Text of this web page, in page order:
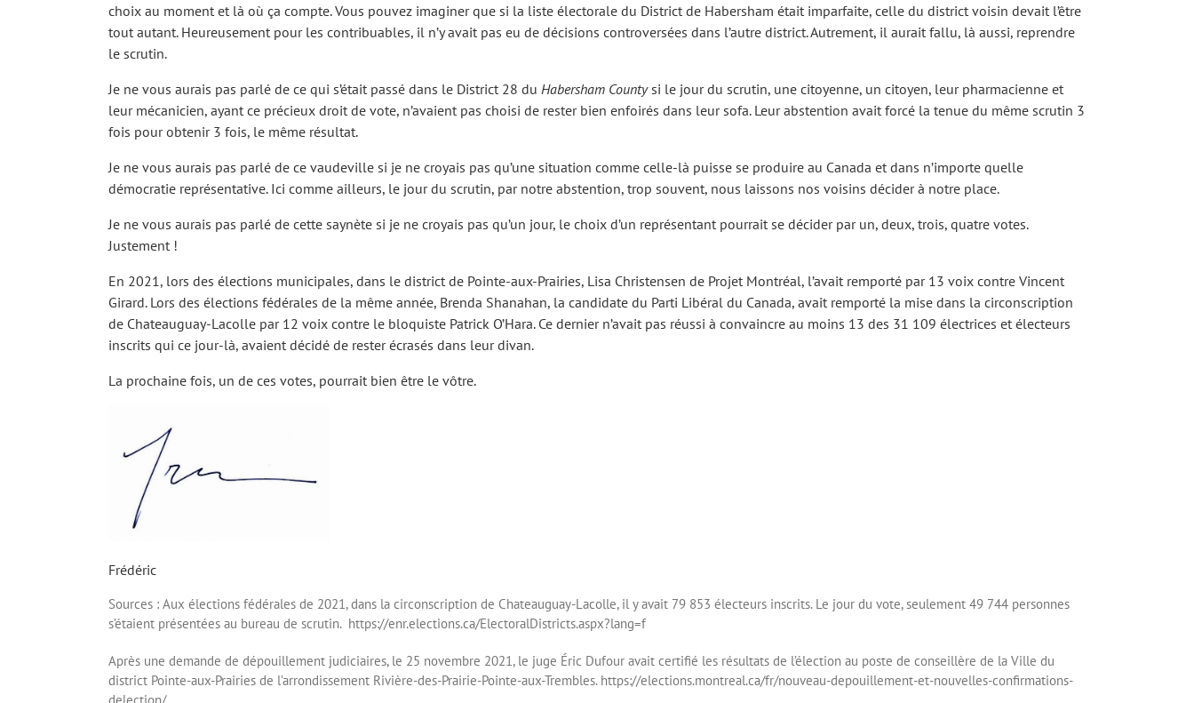
choix au moment et là où ça compte. Vous pouvez imaginer que si la liste électorale du District de Habersham était imparfaite, celle du district voisin devait l’être
tout autant. Heureusement pour les contribuables, il n’y avait pas eu de décisions controversées dans l’autre district. Autrement, il aurait fallu, là aussi, reprendre
le scrutin.
Je ne vous aurais pas parlé de ce qui s’était passé dans le District 28 du Habersham Countysi le jour du scrutin, une citoyenne, un citoyen, leur pharmacienne et
leur mécanicien, ayant ce précieux droit de vote, n’avaient pas choisi de rester bien enfoirés dans leur sofa. Leur abstention avait forcé la tenue du même scrutin 3
fois pour obtenir 3 fois, le même résultat.
Je ne vous aurais pas parlé de ce vaudeville si je ne croyais pas qu’une situation comme celle-là puisse se produire au Canada et dans n’importe quelle
démocratie représentative. Ici comme ailleurs, le jour du scrutin, par notre abstention, trop souvent, nous laissons nos voisins décider à notre place.
Je ne vous aurais pas parlé de cette saynète si je ne croyais pas qu’un jour, le choix d’un représentant pourrait se décider par un, deux, trois, quatre votes.
Justement !
En 2021, lors des élections municipales, dans le district de Pointe-aux-Prairies, Lisa Christensen de Projet Montréal, l’avait remporté par 13 voix contre Vincent
Girard. Lors des élections fédérales de la même année, Brenda Shanahan, la candidate du Parti Libéral du Canada, avait remporté la mise dans la circonscription
de Chateauguay-Lacolle par 12 voix contre le bloquiste Patrick O’Hara. Ce dernier n’avait pas réussi à convaincre au moins 13 des 31 109 électrices et électeurs
inscrits qui ce jour-là, avaient décidé de rester écrasés dans leur divan.
La prochaine fois, un de ces votes, pourrait bien être le vôtre.
Frédéric
Sources : Aux élections fédérales de 2021, dans la circonscription de Chateauguay-Lacolle, il y avait 79 853 électeurs inscrits. Le jour du vote, seulement 49 744 personnes
s’étaient présentées au bureau de scrutin. https://enr.elections.ca/ElectoralDistricts.aspx?lang=f
Après une demande de dépouillement judiciaires, le 25 novembre 2021, le juge Éric Dufour avait certifié les résultats de l’élection au poste de conseillère de la Ville du
district Pointe-aux-Prairies de l’arrondissement Rivière-des-Prairie-Pointe-aux-Trembles. https://elections.montreal.ca/fr/nouveau-depouillement-et-nouvelles-confirmations-